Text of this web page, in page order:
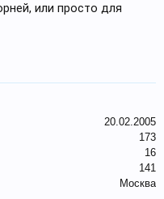
или просто для
20.02.2005
173
16
141
Москва